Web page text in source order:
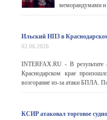
меморандумами и
Ильский НПЗ в
02.06.2026
INTERFAX.RU - В результате
Краснодарском крае
возгорание из-за атаки БПЛА.
КСИР атаковал торговое